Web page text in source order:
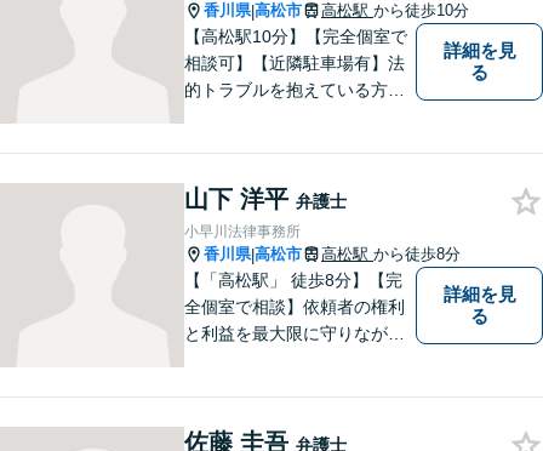
香川県|高松市 高松駅 から徒歩10分
【高松駅10分】【完全個室で
相談可】【近隣駐車場有】法
的トラブルを抱えている方の
ます。お悩みの方はぜひご相
談にいらしてください。
詳細を見
る
山下 洋平 弁護士
小早川法律事務所
香川県|高松市 高松駅 から徒歩8分
【「高松駅」 徒歩8分】【完
全個室で相談】依頼者の権利
と利益を最大限に守りなが
見出すお手伝いができれば、
詳細を見
る
佐藤 圭吾 弁護士